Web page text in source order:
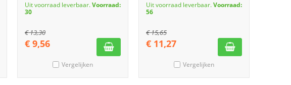
Uit voorraad leverbaar.Voorraad:
30
€13,30
€ 9,56
Vergelijken
Uit voorraad leverbaar.Voorraad:
56
€15,65
€ 11,27
Vergelijken